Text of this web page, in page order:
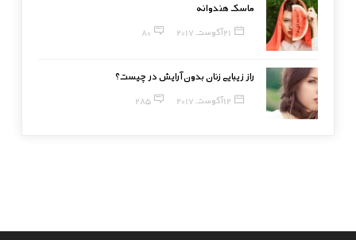
ماسک هندوانه
21 آگوست, 2017 80
راز زیبایی زنان بدون آرایش در چیست؟
12 آگوست, 2017 285